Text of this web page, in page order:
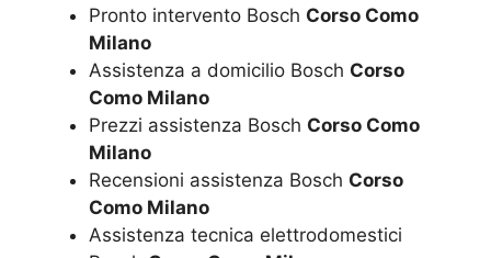
Pronto intervento Bosch Corso Como
Milano
Assistenza a domicilio Bosch Corso
Como Milano
Prezzi assistenza Bosch Corso Como
Milano
Recensioni assistenza Bosch Corso
Como Milano
Assistenza tecnica elettrodomestici